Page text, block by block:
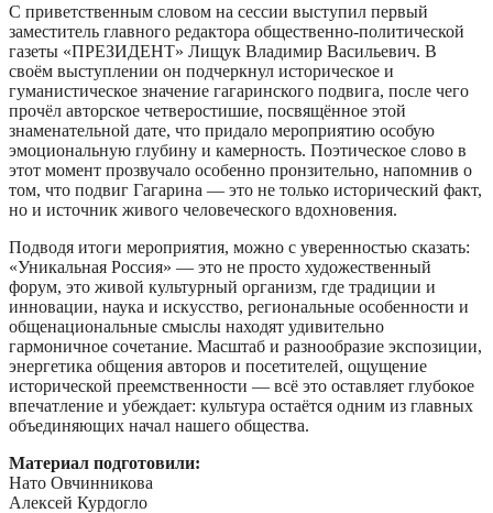
С приветственным словом на сессии выступил первый
заместитель главного редактора общественно-политической
газеты «ПРЕЗИДЕНТ» Лищук Владимир Васильевич. В
своём выступлении он подчеркнул историческое и
гуманистическое значение гагаринского подвига, после чего
прочёл авторское четверостишие, посвящённое этой
знаменательной дате, что придало мероприятию особую
эмоциональную глубину и камерность. Поэтическое слово в
этот момент прозвучало особенно пронзительно, напомнив о
том, что подвиг Гагарина — это не только исторический факт,
но и источник живого человеческого вдохновения.
Подводя итоги мероприятия, можно с уверенностью сказать:
«Уникальная Россия» — это не просто художественный
форум, это живой культурный организм, где традиции и
инновации, наука и искусство, региональные особенности и
общенациональные смыслы находят удивительно
гармоничное сочетание. Масштаб и разнообразие экспозиции,
энергетика общения авторов и посетителей, ощущение
исторической преемственности — всё это оставляет глубокое
впечатление и убеждает: культура остаётся одним из главных
объединяющих начал нашего общества.
Материал подготовили:
Нато Овчинникова
Алексей Курдогло